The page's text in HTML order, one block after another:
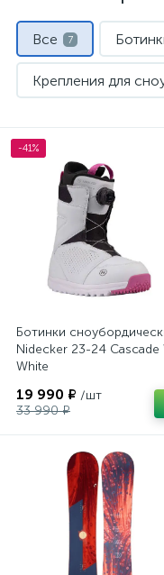
Все 7
Крепления для
Термобелье
-41%
Ботинки
Nidecker 23-24 Cascade
White
19 990 ₽ /шт
33 990 ₽